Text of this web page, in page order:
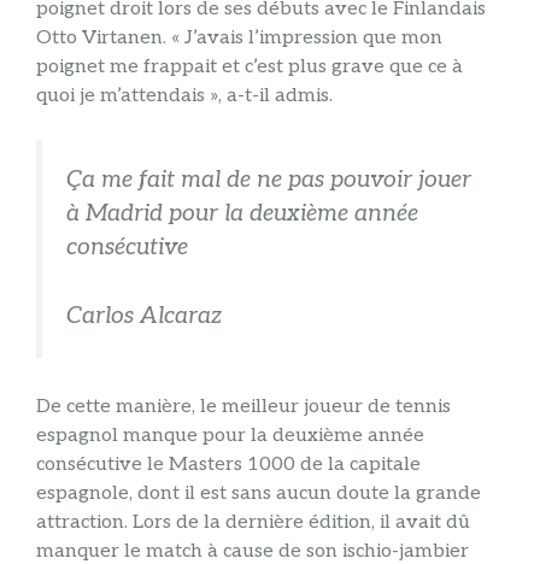
poignet droit lors de ses débuts avec le Finlandais
Otto Virtanen. « J’avais l’impression que mon
poignet me frappait et c’est plus grave que ce à
quoi je m’attendais », a-t-il admis.
Ça me fait mal de ne pas pouvoir jouer
à Madrid pour la deuxième année
consécutive
Carlos Alcaraz
De cette manière, le meilleur joueur de tennis
espagnol manque pour la deuxième année
consécutive le Masters 1000 de la capitale
espagnole, dont il est sans aucun doute la grande
attraction. Lors de la dernière édition, il avait dû
manquer le match à cause de son ischio-jambier